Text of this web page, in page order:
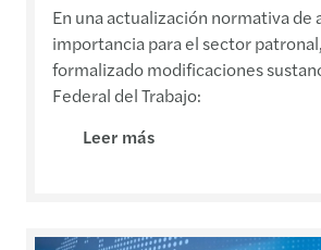
En una actualización normativa de
importancia para el sector
formalizado modificaciones
Federal del Trabajo:
Leer más